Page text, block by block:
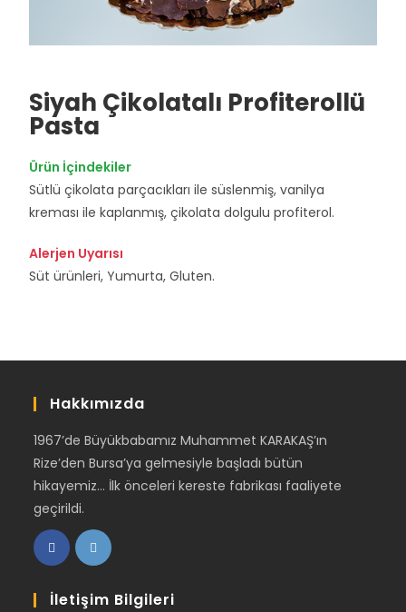
Siyah Çikolatalı Profiterollü
Pasta
Ürün İçindekiler
Sütlü çikolata parçacıkları ile süslenmiş, vanilya
kreması ile kaplanmış, çikolata dolgulu profiterol.
Alerjen Uyarısı
Süt ürünleri, Yumurta, Gluten.
Hakkımızda
1967’de Büyükbabamız Muhammet KARAKAŞ’ın
Rize’den Bursa’ya gelmesiyle başladı bütün
hikayemiz… İlk önceleri kereste fabrikası faaliyete
geçirildi.
İletişim Bilgileri